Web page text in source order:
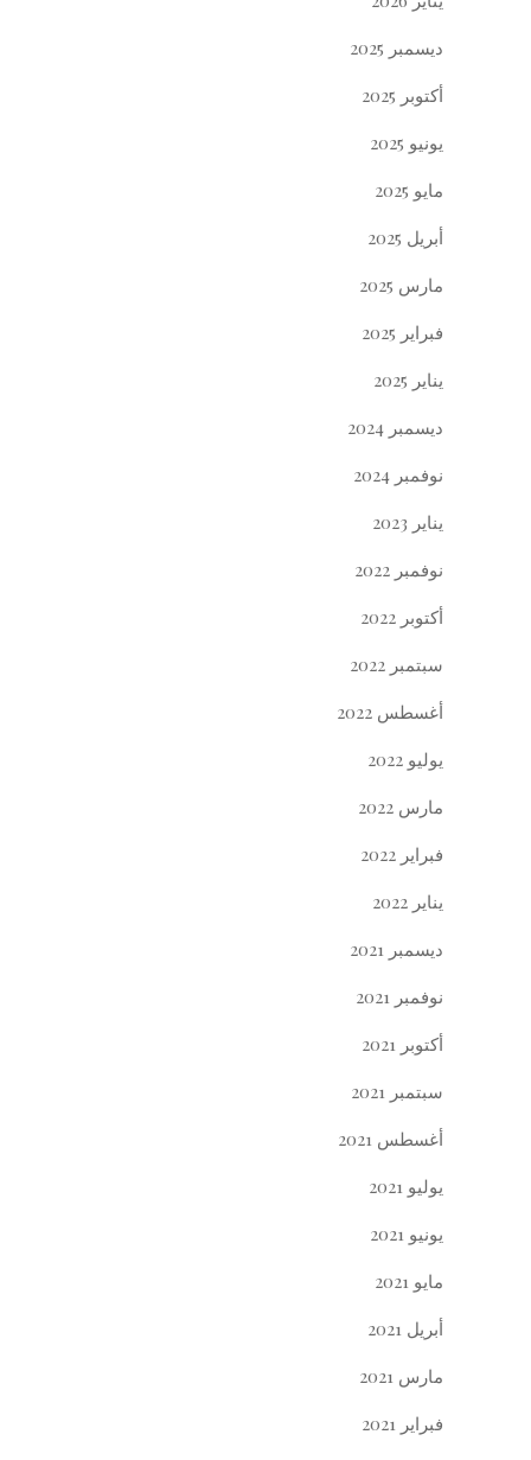
ديسمبر 2025
أكتوبر 2025
يونيو 2025
مايو 2025
أبريل 2025
مارس 2025
فبراير 2025
يناير 2025
ديسمبر 2024
نوفمبر 2024
يناير 2023
نوفمبر 2022
أكتوبر 2022
سبتمبر 2022
أغسطس 2022
يوليو 2022
مارس 2022
فبراير 2022
يناير 2022
ديسمبر 2021
نوفمبر 2021
أكتوبر 2021
سبتمبر 2021
أغسطس 2021
يوليو 2021
يونيو 2021
مايو 2021
أبريل 2021
مارس 2021
فبراير 2021